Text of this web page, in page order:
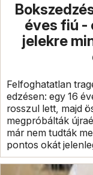
éves fiú -
jelekre
Felfoghatatlan
edzésen: egy 16
rosszul lett, majd
megpróbálták
már nem tudták
pontos okát